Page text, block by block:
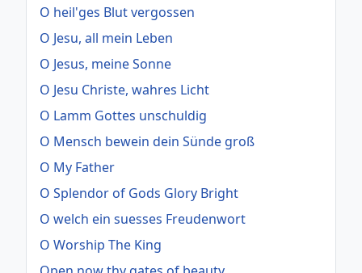
O heil'ges Blut vergossen
O Jesu, all mein Leben
O Jesus, meine Sonne
O Jesu Christe, wahres Licht
O Lamm Gottes unschuldig
O Mensch bewein dein Sünde groß
O My Father
O Splendor of Gods Glory Bright
O welch ein suesses Freudenwort
O Worship The King